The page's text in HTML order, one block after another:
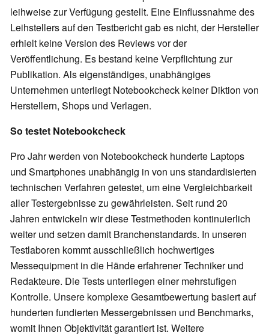
leihweise zur Verfügung gestellt. Eine Einflussnahme des
Leihstellers auf den Testbericht gab es nicht, der Hersteller
erhielt keine Version des Reviews vor der
Veröffentlichung. Es bestand keine Verpflichtung zur
Publikation. Als eigenständiges, unabhängiges
Unternehmen unterliegt Notebookcheck keiner Diktion von
Herstellern, Shops und Verlagen.
So testet Notebookcheck
Pro Jahr werden von Notebookcheck hunderte Laptops
und Smartphones unabhängig in von uns standardisierten
technischen Verfahren getestet, um eine Vergleichbarkeit
aller Testergebnisse zu gewährleisten. Seit rund 20
Jahren entwickeln wir diese Testmethoden kontinuierlich
weiter und setzen damit Branchenstandards. In unseren
Testlaboren kommt ausschließlich hochwertiges
Messequipment in die Hände erfahrener Techniker und
Redakteure. Die Tests unterliegen einer mehrstufigen
Kontrolle. Unsere komplexe Gesamtbewertung basiert auf
hunderten fundierten Messergebnissen und Benchmarks,
womit Ihnen Objektivität garantiert ist. Weitere